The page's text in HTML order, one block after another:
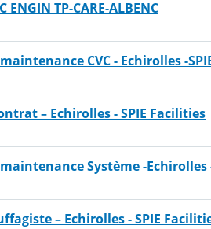
ENGIN TP-CARE-ALBENC
CVC - Echirolles -
– Echirolles - SPIE Facilities
Système -Echirolles -
– Echirolles - SPIE